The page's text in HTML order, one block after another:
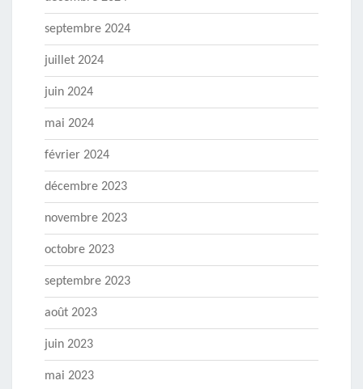
septembre 2024
juillet 2024
juin 2024
mai 2024
février 2024
décembre 2023
novembre 2023
octobre 2023
septembre 2023
août 2023
juin 2023
mai 2023